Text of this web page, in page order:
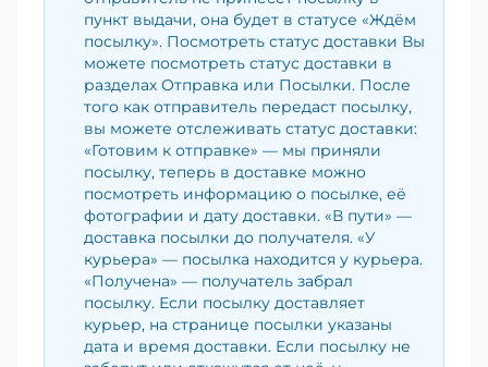
пункт выдачи, она будет в статусе «Ждём
посылку». Посмотреть статус доставки Вы
можете посмотреть статус доставки в
разделах Отправка или Посылки. После
того как отправитель передаст посылку,
вы можете отслеживать статус доставки:
«Готовим к отправке» — мы приняли
посылку, теперь в доставке можно
посмотреть информацию о посылке, её
фотографии и дату доставки. «В пути» —
доставка посылки до получателя. «У
курьера» — посылка находится у курьера.
«Получена» — получатель забрал
посылку. Если посылку доставляет
курьер, на странице посылки указаны
дата и время доставки. Если посылку не